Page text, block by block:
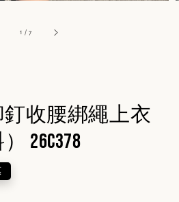
1 /7
鉚釘收腰綁繩上衣
26C378